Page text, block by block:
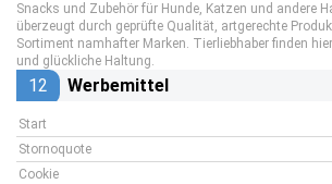
Snacks und Zubehör für Hunde, Katzen und andere
überzeugt durch geprüfte Qualität, artgerechte
Sortiment namhafter Marken. Tierliebhaber finden
und glückliche Haltung.
12 Werbemittel
Start
Stornoquote
Cookie